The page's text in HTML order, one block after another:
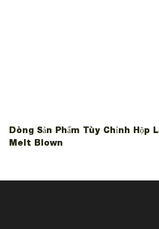
Dòng Sản Phẩm Tùy Chỉnh Hộp
Melt Blown